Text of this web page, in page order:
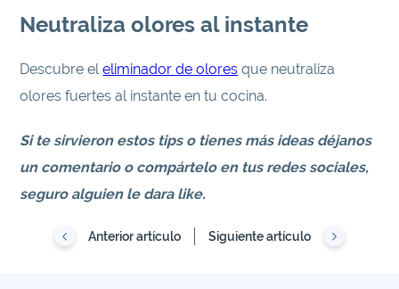
Neutraliza olores al instante
Descubre eleliminador de olores que neutraliza
olores fuertes al instante en tu cocina.
Si te sirvieron estos tips o tienes más ideas déjanos
un comentario o compártelo en tus redes sociales,
seguro alguien le dara like.
Anterior artículo Siguiente artículo